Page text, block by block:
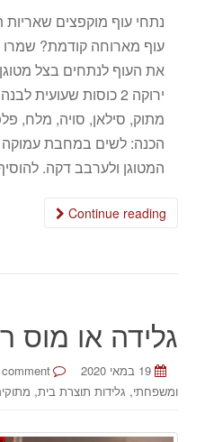
נתחי עוף מוקפצים
עוף מארוחה קודמת?
ירוקה 2 כוסות
מתוק, סילאן, סויה, מלח,
הכנה: לשים במחבת
המטוגן ולערבב דקה.
Continue reading
גלידה או מוס
19 במאי 2020
ומשפחתי, גלידות תוצרת בית,